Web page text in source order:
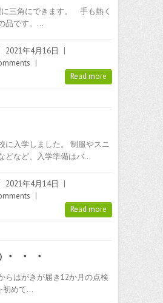
三角にできます。 手も熱く
品です。…
2021年4月16日
|
|
Read more
に入学しました。 制服やスニ
どなど、入学準備はバ…
2021年4月14日
|
|
Read more
・・
らはがきが届き12か月の点検
初めて…